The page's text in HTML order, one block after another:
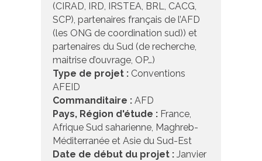
(CIRAD, IRD, IRSTEA, BRL, CACG,
SCP), partenaires français de l’AFD
(les ONG de coordination sud)) et
partenaires du Sud (de recherche,
maitrise d’ouvrage, OP…)
Type de projet : Conventions
AFEID
Commanditaire : AFD
Pays, Région d'étude : France,
Afrique Sud saharienne, Maghreb-
Méditerranée et Asie du Sud-Est
Date de début du projet : Janvier